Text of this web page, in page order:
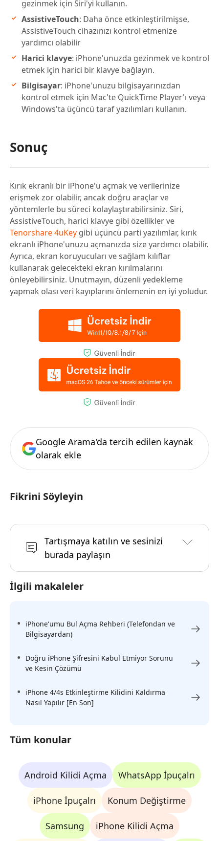
gezinmek için Siri'yi kullanın.
AssistiveTouch: Daha önce etkinleştirilmişse,
AssistiveTouch cihazınızı kontrol etmenize
yardımcı olabilir
Harici klavye: iPhone'unuzda gezinmek ve kontrol
etmek için harici bir klavye bağlayın.
Bilgisayar: iPhone'unuzu bilgisayarınızdan
kontrol etmek için Mac'te QuickTime Player'ı veya
Windows'ta üçüncü taraf yazılımları kullanın.
Sonuç
Kırık ekranlı bir iPhone'u açmak ve verilerinize
erişmek zor olabilir, ancak doğru araçlar ve
yöntemlerle bu süreci kolaylaştırabilirsiniz. Siri,
AssistiveTouch, harici klavye gibi özellikler ve
Tenorshare 4uKey gibi üçüncü parti yazılımlar, kırık
ekranlı iPhone'unuzu açmanızda size yardımcı olabilir.
Ayrıca, ekran koruyucuları ve sağlam kılıflar
kullanarak gelecekteki ekran kırılmalarını
önleyebilirsiniz. Unutmayın, düzenli yedekleme
yapmak olası veri kayıplarını önlemenin en iyi yoludur.
Google Arama'da tercih edilen kaynak
olarak ekle
Fikrini Söyleyin
Tartışmaya katılın ve sesinizi
burada paylaşın
İlgili makaleler
iPhone'umu Bul Açma Rehberi (Telefondan ve
Bilgisayardan)
Doğru iPhone Şifresini Kabul Etmiyor Sorunu
ve Kesin Çözümü
iPhone 4/4s Etkinleştirme Kilidini Kaldırma
Nasıl Yapılır [En Son]
Tüm konular
Android Kilidi Açma WhatsApp İpuçalrı
iPhone İpuçalrı Konum Değiştirme
Samsung iPhone Kilidi Açma